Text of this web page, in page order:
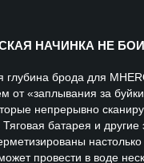
НАЧИНКА НЕ
глубина брода для
от «заплывания за
непрерывно
батарея и другие
провести в воде